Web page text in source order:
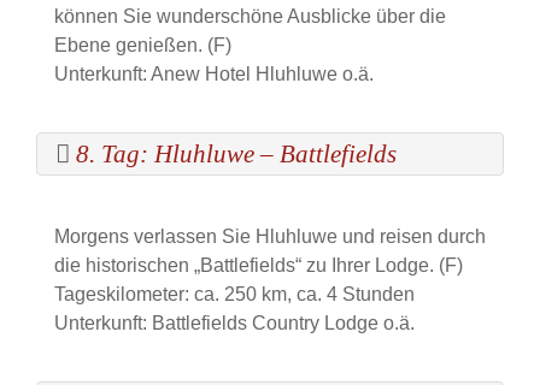
können Sie wunderschöne Ausblicke über die
Ebene genießen. (F)
Unterkunft: Anew Hotel Hluhluwe o.ä.
8. Tag: Hluhluwe – Battlefields
Morgens verlassen Sie Hluhluwe und reisen durch
die historischen „Battlefields“ zu Ihrer Lodge. (F)
Tageskilometer: ca. 250 km, ca. 4 Stunden
Unterkunft: Battlefields Country Lodge o.ä.